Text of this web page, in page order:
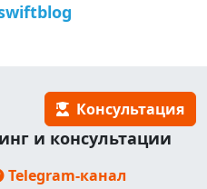
Консультация
и консультации
Telegram-канал